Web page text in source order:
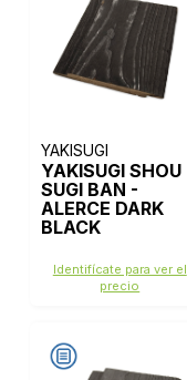
YAKISUGI
YAKISUGI SHOU
SUGI BAN -
ALERCE DARK
BLACK
Identifícate para ver el
precio